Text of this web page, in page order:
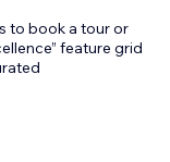
to book a tour or
feature grid